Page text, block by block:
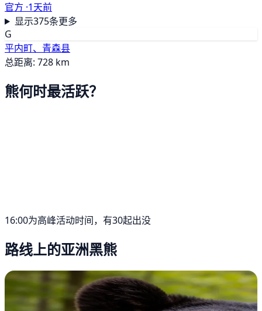
官方 ·1天前
显示375条更多
G
平内町、青森县
总距离: 728 km
熊何时最活跃？
16:00为高峰活动时间，有30起出没
路线上的亚洲黑熊